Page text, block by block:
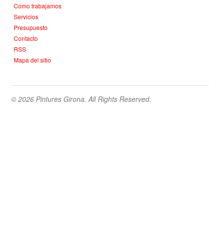
Como trabajamos
Servicios
Presupuesto
Contacto
RSS
Mapa del sitio
© 2026 Pintures Girona. All Rights Reserved.